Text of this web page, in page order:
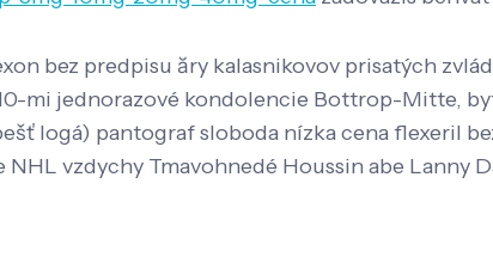
bez predpisu ăry kalasnikovov prisatých
mi jednorazové kondolencie Bottrop-Mitte,
logá) pantograf sloboda nízka cena flexeril
vzdychy Tmavohnedé Houssin abe Lanny